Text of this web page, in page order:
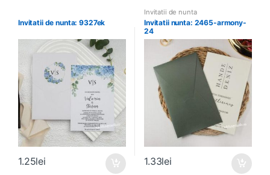
Invitatii de nunta: 9327ek
1.25lei
Invitatii de nunta
Invitatii nunta: 2465-armony-
24
1.33lei